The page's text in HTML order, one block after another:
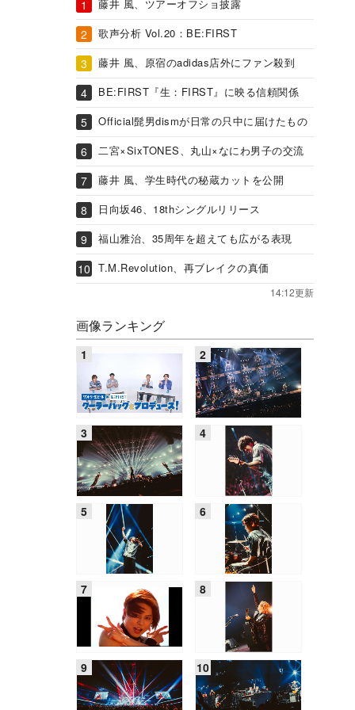
藤井 風、ツアーオフショ披露
歌声分析 Vol.20：BE:FIRST
藤井 風、原宿のadidas店外にファン殺到
BE:FIRST『生：FIRST』に映る信頼関係
Official髭男dismが日常の只中に届けたもの
二宮×SixTONES、丸山×なにわ男子の交流
藤井 風、学生時代の秘蔵カットを公開
日向坂46、18thシングルリリース
福山雅治、35周年を超えても広がる表現
T.M.Revolution、再ブレイクの真価
14:12更新
画像ランキング